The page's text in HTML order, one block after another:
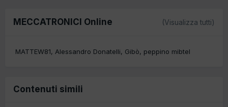
MECCATRONICI Online (Visualizza tutti)
MATTEW81 Alessandro Donatelli Gibò peppino mibtel
Contenuti simili